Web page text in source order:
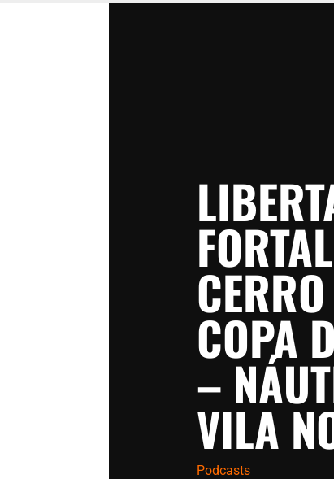
COPA
–
VILA
Podcasts